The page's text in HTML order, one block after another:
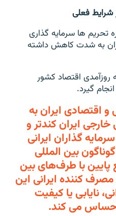
شرایط فعلی
تحریم ها سرمایه گذاری
به شدت کاهش داشته
روزآمدی اقتصاد کشور
گیرد.
اقتصادی ایران به
ایران کندتر و
گذاران ایرانی
بین المللی
پایین با طرف‌های بین
کننده ایرانی این
نایابی یا کیفیت
احساس می کند.